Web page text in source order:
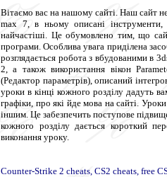
Вітаємо вас на нашому сайті. Наш сайт
max 7, в ньому описані інструменти,
найчастіші. Це обумовлено тим, що
програми. Особлива увага приділена
розглядається робота з вбудованими в
2, а також використання вікон
(Редактор параметрів), описаний
уроки в кінці кожного розділу дадуть
графіки, про які йде мова на сайті.
іншим. Це забезпечить поступове
кожного розділу дається короткий
виконання уроку.
Counter-Strike 2 cheats, CS2 cheats, free